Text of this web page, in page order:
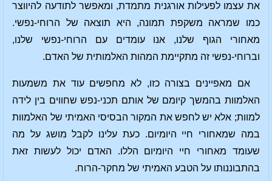
את עצמו לפעילות אורגנית מתמדת, ומאפשר לתודעה להיווצר
כמו שמראה משקפת תמונה, היא תוצאה של הרוחי-נפשי.
מאחורי הגוף שלנו, אנו עומדים עם הרוחי-נפשי שלנו,
וברוחי-נפשי זה מתקיימת המהות האלמותית של האדם.
אם מאפיינים בצורה כזו, לא מחפשים עוד את משמעות
האלמוות בהמשך קיומם של אותם תכני-נפש שחווים בין לידה
למוות; אלא יש לחפש את המקור הבסיסי האמיתי של האלמוות
במה שמאחורי חיי היומיום. כעת עלינו לקבל מושג על מה
שעומד מאחורי חיי היומיום הללו. האדם יכול לעשות זאת
בהתבוננותו על הטבע האמיתי של מחקר-הרוח.